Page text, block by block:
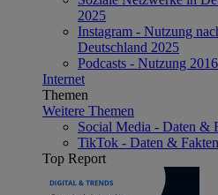
2025
Instagram - Nutzung
Deutschland 2025
Podcasts - Nutzung
Internet
Themen
Weitere Themen
Social Media - Daten &
TikTok - Daten & Fakten
Top Report